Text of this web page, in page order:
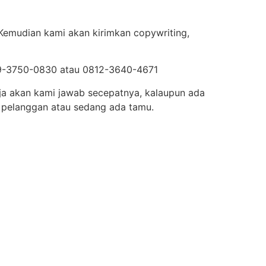
kami akan kirimkan copywriting,
3750-0830 atau 0812-3640-4671
akan kami jawab secepatnya, kalaupun ada
atau sedang ada tamu.